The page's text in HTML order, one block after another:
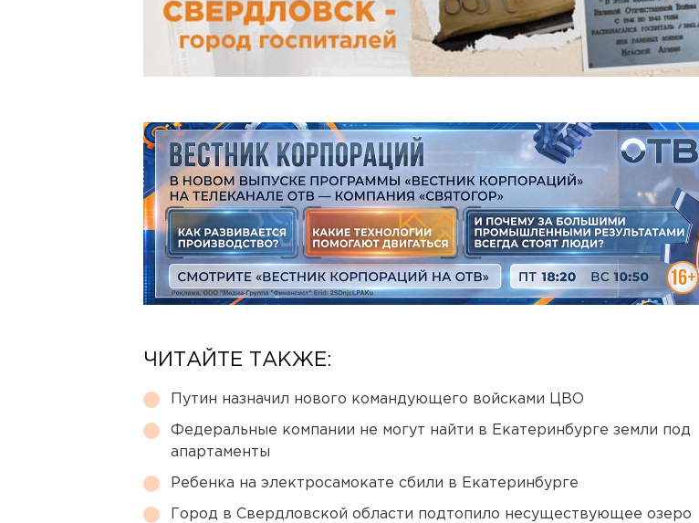
ЧИТАЙТЕ ТАКЖЕ:
Путин назначил нового командующего войсками ЦВО
Федеральные компании не могут найти в Екатеринбурге земли под
апартаменты
Ребенка на электросамокате сбили в Екатеринбурге
Город в Свердловской области подтопило несуществующее озеро